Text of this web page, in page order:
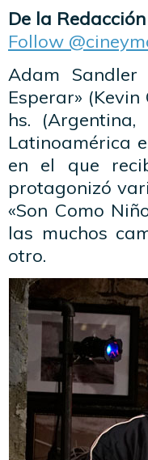
De la Redacción
Follow
Adam
Esperar»
hs.
Latinoamérica
en el que
protagonizó
«Son Como
las muchos
otro.